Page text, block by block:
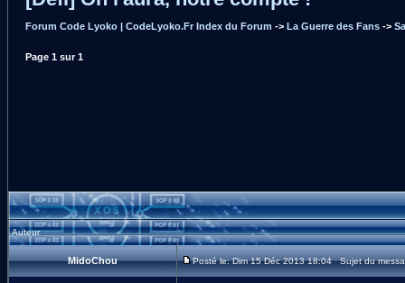
Forum Code Lyoko | CodeLyoko.Fr Index du Forum -> La Guerre des Fans ->
Page 1 sur1
Auteur
MidoChou Posté le: Dim 15 Déc 2013 18:04 Sujet du